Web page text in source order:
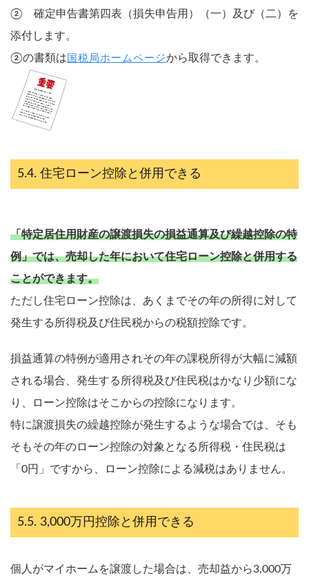
② 確定申告書第四表（損失申告用）（一）及び（二）を
添付します。
②の書類は 国税局ホームページから取得できます。
住宅ローン控除と併用できる
「特定居住用財産の譲渡損失の損益通算及び繰越控除の特
例」では、売却した年において住宅ローン控除と併用する
ことができます。
ただし住宅ローン控除は、あくまでその年の所得に対して
発生する所得税及び住民税からの税額控除です。
損益通算の特例が適用されその年の課税所得が大幅に減額
される場合、発生する所得税及び住民税はかなり少額にな
り、ローン控除はそこからの控除になります。
特に譲渡損失の繰越控除が発生するような場合では、そも
そもその年のローン控除の対象となる所得税・住民税は
「0円」ですから、ローン控除による減税はありません。
3,000万円控除と併用できる
個人がマイホームを譲渡した場合は、売却益から3,000万
【完全無料】うちの価格いくら？